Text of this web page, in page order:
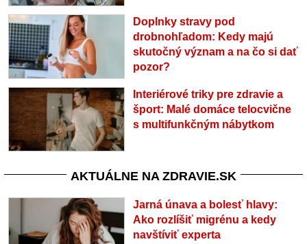
Doplnky stravy pod
drobnohľadom: Kedy majú
skutočný význam a na čo si dať
pozor?
Interiérové triky pre zdravie a
šport: Malé domáce telocvične
s multifunkčným nábytkom
AKTUÁLNE NA ZDRAVIE.SK
Jarná únava a bolesť hlavy:
Ako rozlíšiť migrénu a kedy
navštíviť experta